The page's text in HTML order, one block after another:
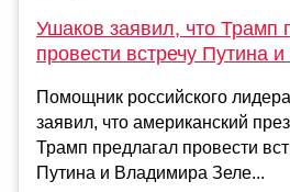
Ушаков заявил, что Трамп
провести встречу Путина
Помощник российского
заявил, что американский
Трамп предлагал провести
Путина и Владимира Зеле...